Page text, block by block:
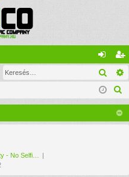
el
ép
eg
is
ztr
ác
- No Selfi…